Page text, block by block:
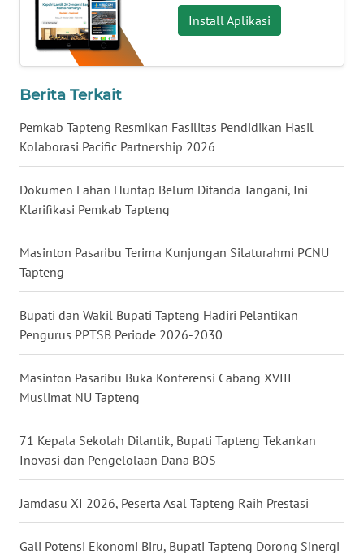
Install Aplikasi
Berita Terkait
Pemkab Tapteng Resmikan Fasilitas Pendidikan Hasil
Kolaborasi Pacific Partnership 2026
Dokumen Lahan Huntap Belum Ditanda Tangani, Ini
Klarifikasi Pemkab Tapteng
Masinton Pasaribu Terima Kunjungan Silaturahmi PCNU
Tapteng
Bupati dan Wakil Bupati Tapteng Hadiri Pelantikan
Pengurus PPTSB Periode 2026-2030
Masinton Pasaribu Buka Konferensi Cabang XVIII
Muslimat NU Tapteng
71 Kepala Sekolah Dilantik, Bupati Tapteng Tekankan
Inovasi dan Pengelolaan Dana BOS
Jamdasu XI 2026, Peserta Asal Tapteng Raih Prestasi
Gali Potensi Ekonomi Biru, Bupati Tapteng Dorong Sinergi
WN
KALTARA
WN
WN
WN
SULSEL
WN
GORONTALO
WN
SULUT
WN
MALUKU
WN